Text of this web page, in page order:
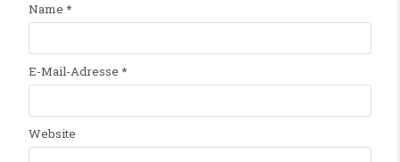
Name *
E-Mail-Adresse *
Website